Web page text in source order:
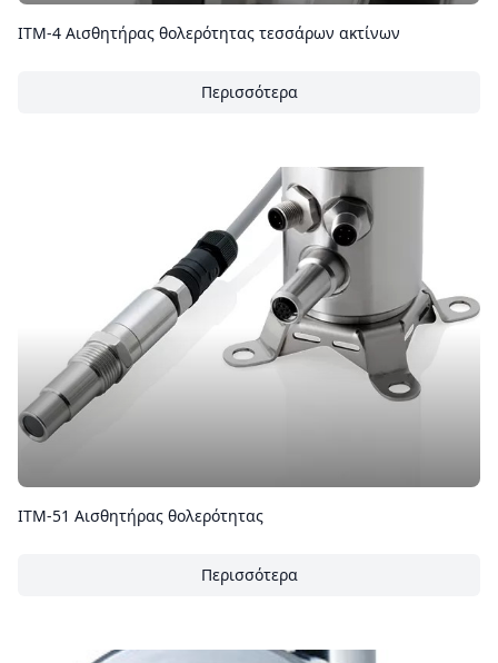
ITM-4 Αισθητήρας θολερότητας τεσσάρων ακτίνων
Περισσότερα
ITM-51 Αισθητήρας θολερότητας
Περισσότερα